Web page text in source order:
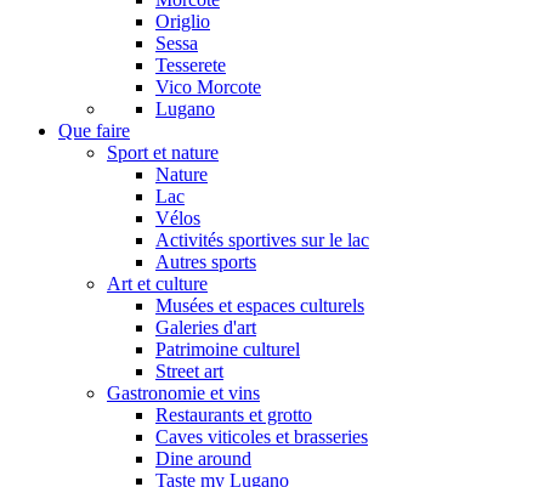
Origlio
Sessa
Tesserete
Vico Morcote
Lugano
Que faire
Sport et nature
Nature
Lac
Vélos
Activités sportives sur le lac
Autres sports
Art et culture
Musées et espaces culturels
Galeries d'art
Patrimoine culturel
Street art
Gastronomie et vins
Restaurants et grotto
Caves viticoles et brasseries
Dine around
Taste my Lugano